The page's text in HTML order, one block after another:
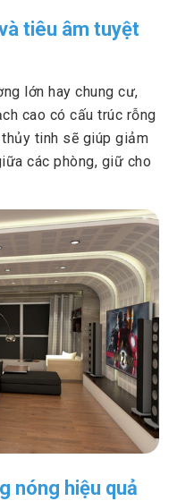
tiêu âm tuyệt
lớn hay chung cư,
cao có cấu trúc rỗng
tinh sẽ giúp giảm
các phòng, giữ cho
nóng hiệu quả